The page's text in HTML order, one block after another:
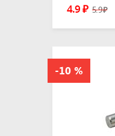
4.9 ₽ 5.9₽